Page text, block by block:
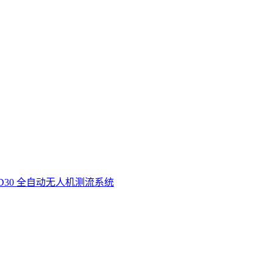
全自动无人机测流系统